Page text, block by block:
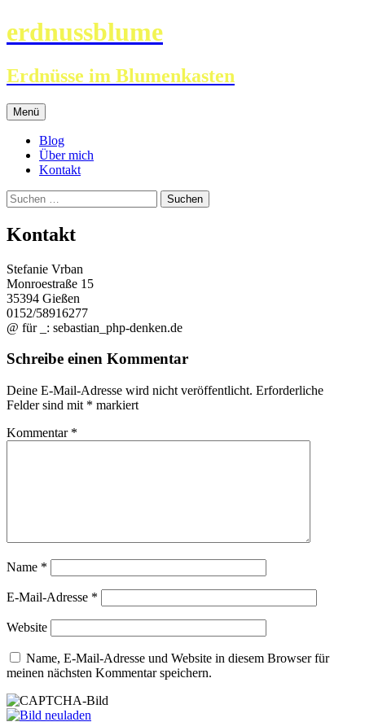
erdnussblume
Erdnüsse im Blumenkasten
Menü Zum
Inhalt
springen
Blog
Über mich
Kontakt
Suchen
nach:
Kontakt
Stefanie Vrban
Monroestraße 15
35394 Gießen
0152/58916277
@ für _: sebastian_php-denken.de
Schreibe einen Kommentar
Deine E-Mail-Adresse wird nicht veröffentlicht. Erforderliche
Felder sind mit * markiert
Kommentar *
Name *
E-Mail-Adresse *
Website
Name, E-Mail-Adresse und Website in diesem Browser für
meinen nächsten Kommentar speichern.